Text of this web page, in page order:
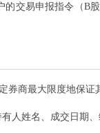
交易申报指令（B
券商最大限度地保证
人姓名、成交日期